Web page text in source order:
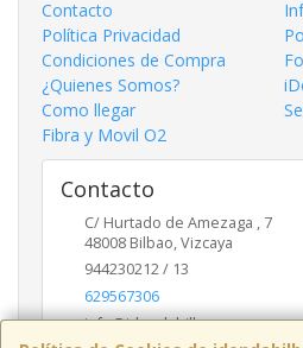
Contacto
Política Privacidad
Condiciones de Compra
¿Quienes Somos?
Como llegar
Fibra y Movil O2
Contacto
C/ Hurtado de Amezaga , 7
48008 Bilbao,Vizcaya
944230212 / 13
629567306
info@idendabilbao.com